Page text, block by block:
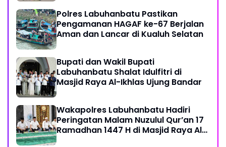
Polres Labuhanbatu Pastikan
Pengamanan HAGAF ke-67 Berjalan
Aman dan Lancar di Kualuh Selatan
Bupati dan Wakil Bupati
Labuhanbatu Shalat Idulfitri di
Masjid Raya Al-Ikhlas Ujung Bandar
Wakapolres Labuhanbatu Hadiri
Peringatan Malam Nuzulul Qur’an 17
Ramadhan 1447 H di Masjid Raya Al-